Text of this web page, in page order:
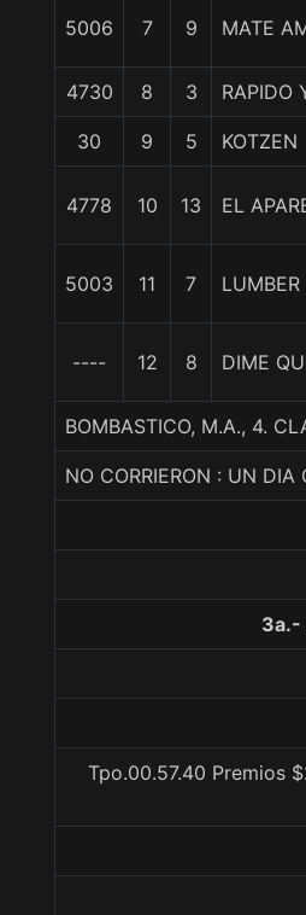
5006 7 9 MATE
4730 8 3 RAPIDO
30 9 5 KOTZEN
4778 10 13 EL
5003 11 7 LUMBER
---- 12 8 DIME
BOMBASTICO, M.A., 4.
NO CORRIERON : UN DIA
3a.-
Tpo.00.57.40 Premios